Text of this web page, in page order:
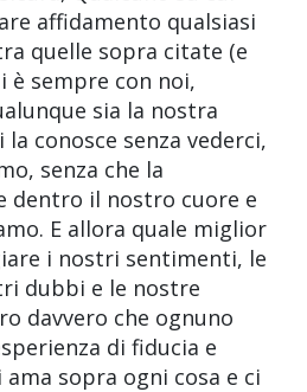
affidamento qualsiasi
quelle sopra citate (e
è sempre con noi,
sia la nostra
conosce senza vederci,
senza che la
dentro il nostro cuore e
E allora quale miglior
i nostri sentimenti, le
dubbi e le nostre
davvero che ognuno
di fiducia e
sopra ogni cosa e ci